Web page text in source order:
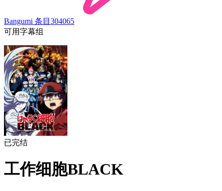
Bangumi 条目 304065
可用字幕组
已完结
工作细胞BLACK